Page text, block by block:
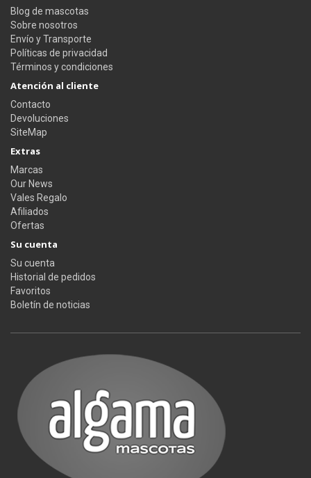
Blog de mascotas
Sobre nosotros
Envío y Transporte
Políticas de privacidad
Términos y condiciones
Atención al cliente
Contacto
Devoluciones
SiteMap
Extras
Marcas
Our News
Vales Regalo
Afiliados
Ofertas
Su cuenta
Su cuenta
Historial de pedidos
Favoritos
Boletín de noticias